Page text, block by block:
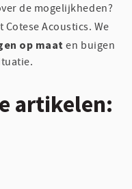
de mogelijkheden?
Cotese Acoustics. We
op maat en buigen
artikelen: